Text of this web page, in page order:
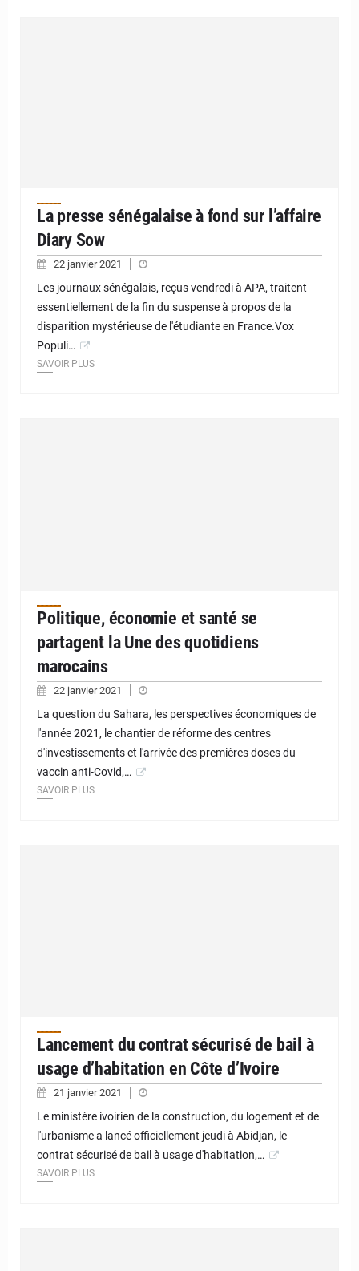
La presse sénégalaise à fond sur l’affaire
Diary Sow
22 janvier 2021
Les journaux sénégalais, reçus vendredi à APA, traitent
essentiellement de la fin du suspense à propos de la
disparition mystérieuse de l'étudiante en France.Vox
Populi…
SAVOIR PLUS
Politique, économie et santé se
partagent la Une des quotidiens
marocains
22 janvier 2021
La question du Sahara, les perspectives économiques de
l'année 2021, le chantier de réforme des centres
d'investissements et l'arrivée des premières doses du
vaccin anti-Covid,…
SAVOIR PLUS
Lancement du contrat sécurisé de bail à
usage d’habitation en Côte d’Ivoire
21 janvier 2021
Le ministère ivoirien de la construction, du logement et de
l'urbanisme a lancé officiellement jeudi à Abidjan, le
contrat sécurisé de bail à usage d'habitation,…
SAVOIR PLUS